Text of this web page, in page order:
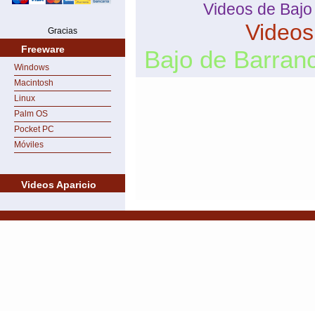
Gracias
Freeware
Windows
Macintosh
Linux
Palm OS
Pocket PC
Móviles
Videos Aparicio
Videos de
Bajo de